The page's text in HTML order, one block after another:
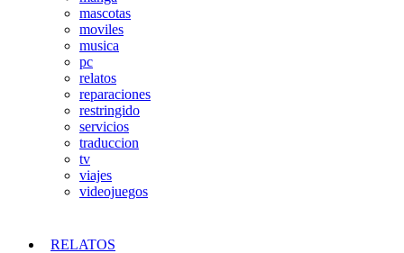
mascotas
moviles
musica
pc
relatos
reparaciones
restringido
servicios
traduccion
tv
viajes
videojuegos
RELATOS